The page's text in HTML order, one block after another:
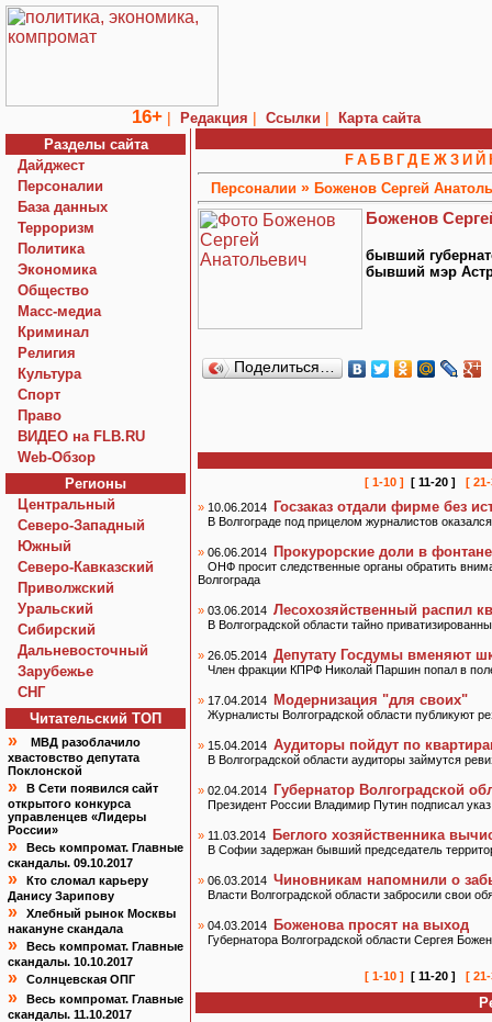
16+ | Редакция | Ссылки |
Карта сайта
Разделы сайта
Дайджест
Персоналии
База данных
Терроризм
Политика
Экономика
Общество
Macc-медиа
Криминал
Религия
Культура
Спорт
Право
ВИДЕО на FLB.RU
Web-Обзор
Регионы
Центральный
Северо-Западный
Южный
Северо-Кавказский
Приволжский
Уральский
Сибирский
Дальневосточный
Зарубежье
СНГ
Читательский TOП
»
МВД разоблачило
хвастовство депутата
Поклонской
»
В Сети появился сайт
открытого конкурса
управленцев «Лидеры
России»
»
Весь компромат. Главные
скандалы. 09.10.2017
»
Кто сломал карьеру
Данису Зарипову
»
Хлебный рынок Москвы
накануне скандала
»
Весь компромат. Главные
скандалы. 10.10.2017
» Солнцевская ОПГ
»
Весь компромат. Главные
скандалы. 11.10.2017
F А Б В Г Д Е Ж З И Й
Персоналии » Боженов Сергей
Боженов
бывший
бывший мэр
Поделиться…
[ 1-10 ] [ 11-20 ]
[
» 10.06.2014 Госзаказ отдали фирме без
В Волгограде под прицелом журналистов
» 06.06.2014 Прокурорские доли в фонтане
ОНФ просит следственные органы обратить
Волгограда
» 03.06.2014 Лесохозяйственный распил
В Волгоградской области тайно
» 26.05.2014 Депутату Госдумы вменяют
Член фракции КПРФ Николай Паршин попал в
» 17.04.2014 Модернизация "для своих"
Журналисты Волгоградской области публикуют
» 15.04.2014 Аудиторы пойдут по
В Волгоградской области аудиторы займутся
» 02.04.2014 Губернатор Волгоградской
Президент России Владимир Путин подписал
» 11.03.2014 Беглого хозяйственника
В Софии задержан бывший председатель
» 06.03.2014 Чиновникам напомнили о
Власти Волгоградской области забросили свои
» 04.03.2014 Боженова просят на выход
Губернатора Волгоградской области Сергея
[ 1-10 ] [ 11-20 ] [